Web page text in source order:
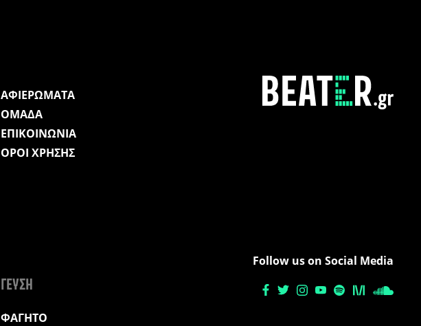
ΑΦΙΕΡΩΜΑΤΑ
ΟΜΑΔΑ
ΕΠΙΚΟΙΝΩΝΙΑ
ΟΡΟΙ ΧΡΗΣΗΣ
ΓΕΥΣΗ
ΦΑΓΗΤΟ
Follow us on Social Media